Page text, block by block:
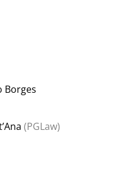
Borges
(PGLaw)